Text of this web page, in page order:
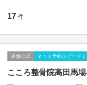
17 件
店舗公式 ネット予約スピード
こころ整骨院高田馬